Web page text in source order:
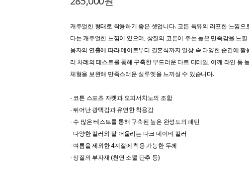
캐주얼한 형태로 착용하기 좋은 셋업니다. 코튼 특유의 러프한 느낌으
다는 캐주얼한 느낌이 있으며, 상질의 코튼이 주는 높은 만족감을 느
용자의 연출에 따라 데이트부터 결혼식까지 일상 속 다양한 순간에 활
러 차례의 테스트를 통해 구축한 부드러운 다트 디테일, 어깨 라인 등
체형을 보완해 만족스러운 실루엣을 느끼실 수 있습니다.
- 코튼 스포츠 자켓과 오피서치노의 조합
- 뛰어난 광택감과 유연한 착용감
- 수 많은 테스트를 통해 구축된 높은 완성도의 패턴
- 다양한 컬러와 잘 어울리는 다크 네이비 컬러
- 여름을 제외한 4계절에 착용 가능한 두께
- 상질의 부자재 (천연 소뿔 단추 등)